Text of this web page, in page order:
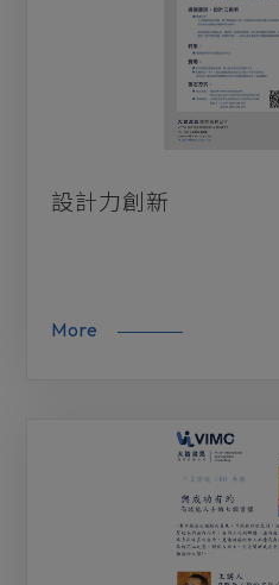
設計力創新
More